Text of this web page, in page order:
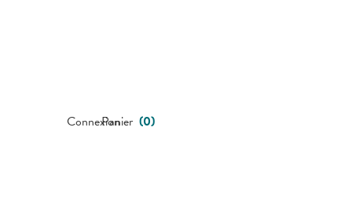
Connexion
Panier (0)